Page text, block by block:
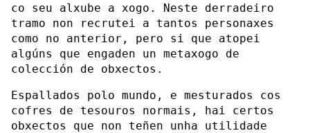
co seu alxube a xogo. Neste derradeiro
tramo non recrutei a tantos personaxes
como no anterior, pero si que atopei
algúns que engaden un metaxogo de
colección de obxectos.
Espallados polo mundo, e mesturados cos
cofres de tesouros normais, hai certos
obxectos que non teñen unha utilidade